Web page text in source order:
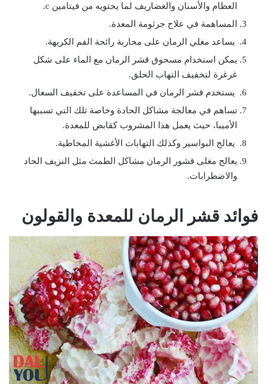
العظام والأسنان والغضاريف لما يحتويه من فيتامين c.
المساهمة في علاج جرثومة المعدة.
يساعد مغلي الرمان على محاربة رائحة الفم الكريهة.
يمكن استخدام مسحوق قشر الرمان مع الماء على شكل
غرغرة لتخفيف التهاب الحلق.
يستخدم قشر الرمان في المساعدة على تخفيف السعال.
تساهم في معالجة مشاكل الحادة وخاصة تلك التي تسببها
الأميبا، حيث يعمل هذا المشروب كقابض للمعدة.
يعالج البواسير وكذلك التهابات الأغشية المخاطية.
يعالج مغلى قشور الرمان مشاكل الطمث مثل النزيف الحاد
والاضطرابات.
فوائد قشر الرمان للمعدة والقولون